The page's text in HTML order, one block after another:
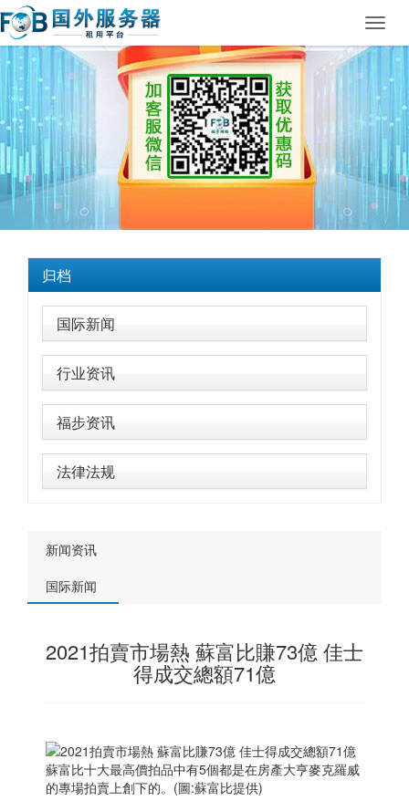
归档
国际新闻
行业资讯
福步资讯
法律法规
新闻资讯
国际新闻
2021拍賣市場熱 蘇富比賺73億 佳士
得成交總額71億
蘇富比十大最高價拍品中有5個都是在房產大亨麥克羅威
的專場拍賣上創下的。(圖:蘇富比提供)